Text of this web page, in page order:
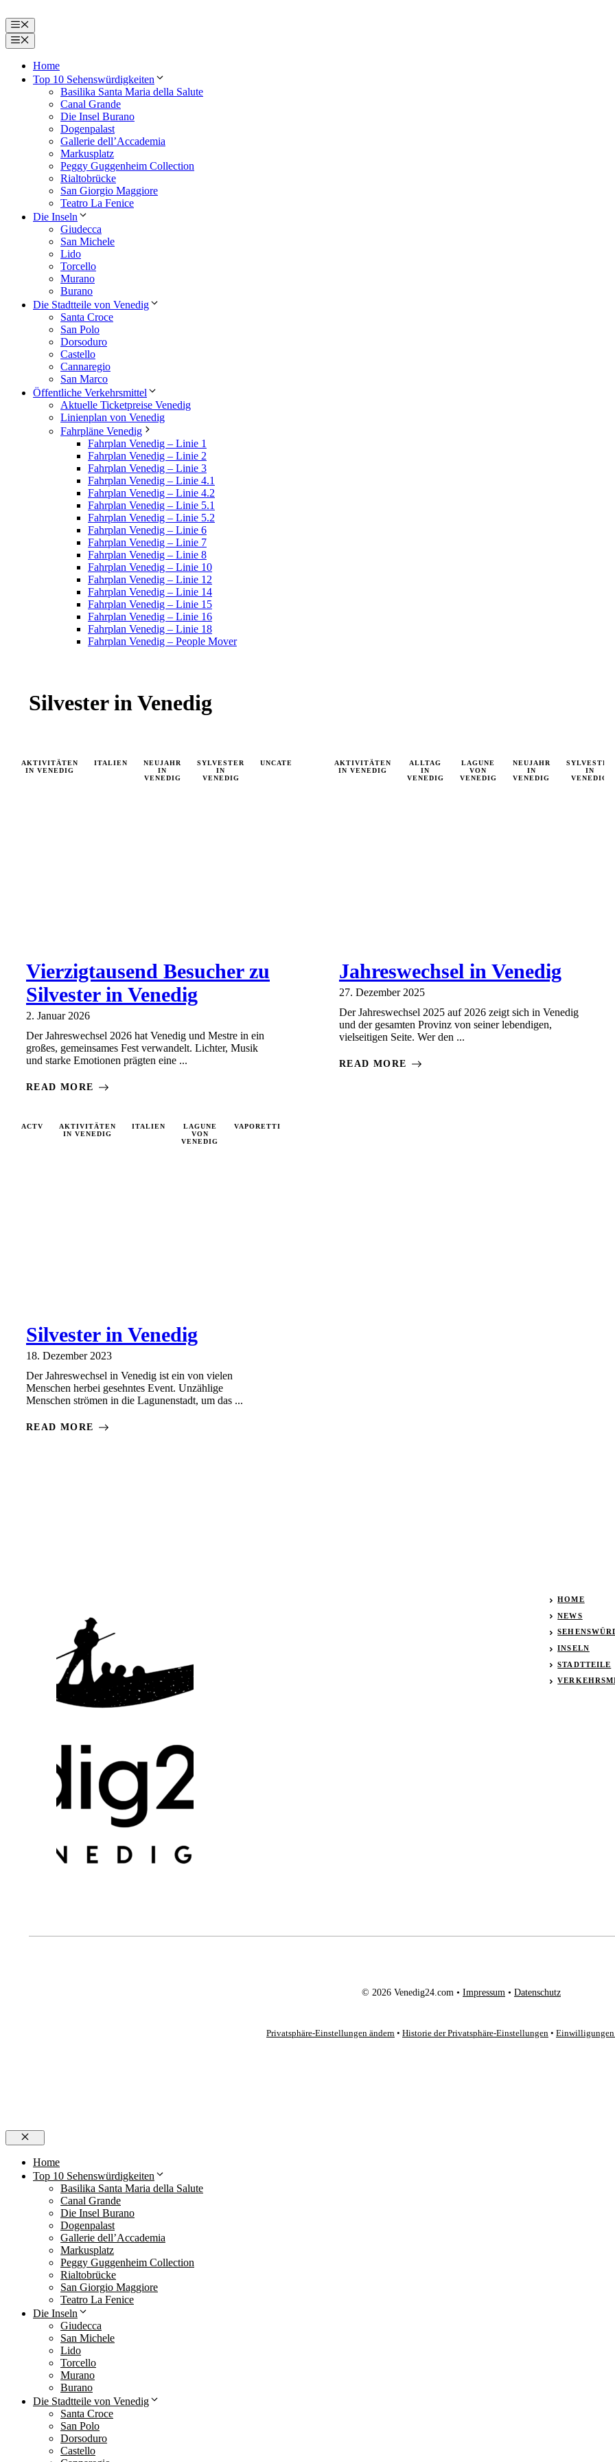
Inhalt
springen
Menü
Menü
Home
Top 10 Sehenswürdigkeiten
Basilika Santa Maria della Salute
Canal Grande
Die Insel Burano
Dogenpalast
Gallerie dell’Accademia
Markusplatz
Peggy Guggenheim Collection
Rialtobrücke
San Giorgio Maggiore
Teatro La Fenice
Die Inseln
Giudecca
San Michele
Lido
Torcello
Murano
Burano
Die Stadtteile von Venedig
Santa Croce
San Polo
Dorsoduro
Castello
Cannaregio
San Marco
Öffentliche Verkehrsmittel
Aktuelle Ticketpreise Venedig
Linienplan von Venedig
Fahrpläne Venedig
Fahrplan Venedig – Linie 1
Fahrplan Venedig – Linie 2
Fahrplan Venedig – Linie 3
Fahrplan Venedig – Linie 4.1
Fahrplan Venedig – Linie 4.2
Fahrplan Venedig – Linie 5.1
Fahrplan Venedig – Linie 5.2
Fahrplan Venedig – Linie 6
Fahrplan Venedig – Linie 7
Fahrplan Venedig – Linie 8
Fahrplan Venedig – Linie 10
Fahrplan Venedig – Linie 12
Fahrplan Venedig – Linie 14
Fahrplan Venedig – Linie 15
Fahrplan Venedig – Linie 16
Fahrplan Venedig – Linie 18
Fahrplan Venedig – People Mover
Silvester in Venedig
AKTIVITÄTEN
IN VENEDIG
ITALIEN
NEUJAHR
IN
VENEDIG
SYLVESTER
IN
VENEDIG
UNCATEGORIZED VENEDIG
VENEDIG
AKTUELL
VENEDIG
ALLGEMEIN
VENEDIG
INFO
VENEDIG
MAGAZIN
Vierzigtausend Besucher zu
Silvester in Venedig
2. Januar 2026
Der Jahreswechsel 2026 hat Venedig und Mestre in ein
großes, gemeinsames Fest verwandelt. Lichter, Musik
und starke Emotionen prägten eine ...
READ MORE
AKTIVITÄTEN
IN VENEDIG
ALLTAG
IN
VENEDIG
LAGUNE
VON
VENEDIG
NEUJAHR
IN
VENEDIG
SYLVESTER
IN
VENEDIG
Jahreswechsel in Venedig
27. Dezember 2025
Der Jahreswechsel 2025 auf 2026 zeigt sich in Venedig
und der gesamten Provinz von seiner lebendigen,
vielseitigen Seite. Wer den ...
READ MORE
ACTV
AKTIVITÄTEN
IN VENEDIG
ITALIEN
LAGUNE
VON
VENEDIG
VAPORETTI
Silvester in Venedig
18. Dezember 2023
Der Jahreswechsel in Venedig ist ein von vielen
Menschen herbei gesehntes Event. Unzählige
Menschen strömen in die Lagunenstadt, um das ...
READ MORE
HOME
NEWS
INSELN
STADTTEILE
© 2026 Venedig24.com • Impressum • Datenschutz
Privatsphäre-Einstellungen ändern • Historie der Privatsphäre-Einstellungen • Einwilligungen
Schließen
Home
Top 10 Sehenswürdigkeiten
Basilika Santa Maria della Salute
Canal Grande
Die Insel Burano
Dogenpalast
Gallerie dell’Accademia
Markusplatz
Peggy Guggenheim Collection
Rialtobrücke
San Giorgio Maggiore
Teatro La Fenice
Die Inseln
Giudecca
San Michele
Lido
Torcello
Murano
Burano
Die Stadtteile von Venedig
Santa Croce
San Polo
Dorsoduro
Castello